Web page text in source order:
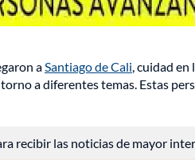
aSantiago de Cali, cuidad en
a diferentes temas. Estas
recibir las noticias de mayor